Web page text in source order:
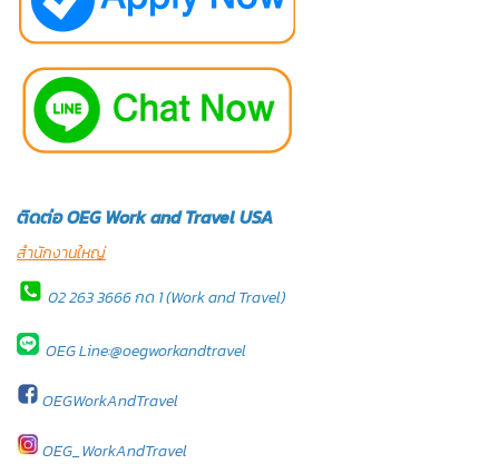
ติดต่อ OEG Work and Travel USA
สำนักงานใหญ่
02 263 3666 กด 1 (Work and Travel)
OEG Line:@oegworkandtravel
OEGWorkAndTravel
OEG_WorkAndTravel